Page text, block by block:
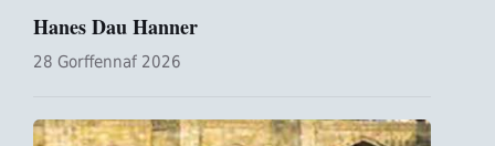
Hanes Dau Hanner
28 Gorffennaf 2026